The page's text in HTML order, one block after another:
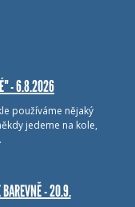
- 6.8.2026
používáme nějaký
jedeme na kole,
BAREVNĚ - 20.9.